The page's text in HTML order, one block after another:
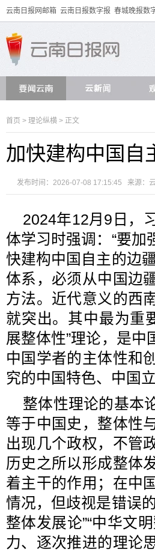
云南日报网邮箱 云南日报数字报 春城晚报数
首页 > 理论纵横 > 正文
加快建构中国自
发布时间：2026-07-08 17:15:45 来源：
2024年12月9日，
体学习时强调：“要
快建构中国自主的边
体系，必须从中国边
方法。近代意义的西
就突出。其中最为重
展整体性”理论，是
中国学者的主体性和
究的中国特色、中国
整体性理论的基本
等于中国史，整体性
出现几个政权，不管
历史之所以形成整体
着主干的作用；在中
情况，但歧视是错误
整体发展论”“中华文
力、逐次推进的理论